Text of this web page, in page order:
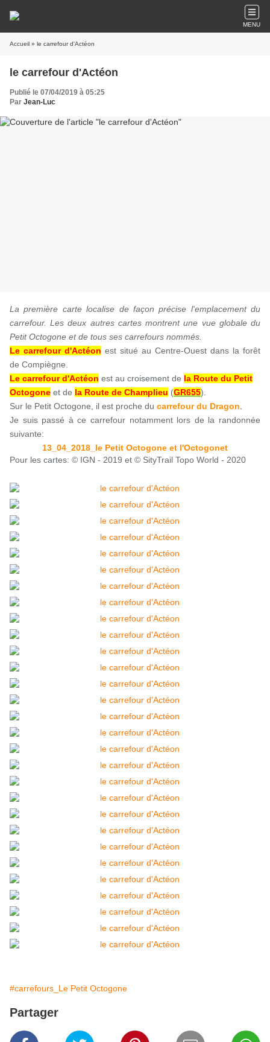
MENU
Accueil » le carrefour d'Actéon
le carrefour d'Actéon
Publié le 07/04/2019 à 05:25
Par Jean-Luc
La première carte localise de façon précise l'emplacement du
carrefour.Les deux autres cartes montrent une vue globale du
Petit Octogone et de tous ses carrefours nommés.
Le carrefour d'Actéon est situé au Centre-Ouest dans la forêt
de Compiègne.
Le carrefour d'Actéon est au croisement de la Route du Petit
Octogone et de la Route de Champlieu (GR655).
Sur le Petit Octogone, il est proche du carrefour du Dragon
Je suis passé à ce carrefour notamment lors de la randonnée
suivante:
13_04_2018_le Petit Octogone et l'Octogonet
Pour les cartes: © IGN - 2019 et © SityTrail Topo World - 2020
#carrefours_Le Petit Octogone
Partager